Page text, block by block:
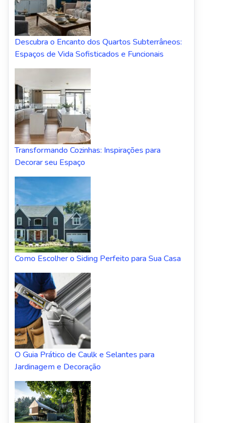
Descubra o Encanto dos Quartos Subterrâneos:
Espaços de Vida Sofisticados e Funcionais
Transformando Cozinhas: Inspirações para
Decorar seu Espaço
Como Escolher o Siding Perfeito para Sua Casa
O Guia Prático de Caulk e Selantes para
Jardinagem e Decoração